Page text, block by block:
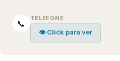
📞
TELEFONE
👁 Click para ver